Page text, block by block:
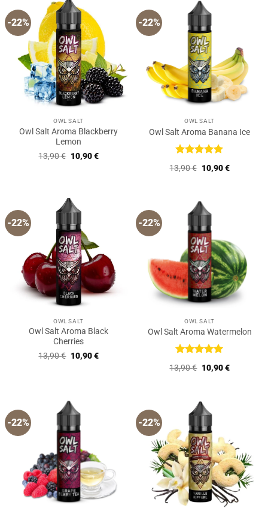
-22%
OWL SALT
Owl Salt Aroma Blackberry
Lemon
13,90€ Ursprünglicher
Preis
10,90€Aktueller
-22%
OWL SALT
Owl Salt Aroma Banana Ice
Bewertet
mit 5 von
13,90€ Ursprünglicher
Preis
10,90€Aktueller
-22%
OWL SALT
Owl Salt Aroma Black
Cherries
13,90€ Ursprünglicher
Preis
10,90€Aktueller
-22%
OWL SALT
Owl Salt Aroma Watermelon
Bewertet
mit 5 von
13,90€ Ursprünglicher
Preis
10,90€Aktueller
-22% -22%